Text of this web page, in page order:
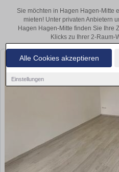
Alle Cookies akzeptieren
Einstellungen
Sie möchten in Hagen Hagen-Mitte
mieten! Unter privaten Anbietern
Hagen Hagen-Mitte finden Sie Ihre
Klicks zu Ihrer 2-Raum-